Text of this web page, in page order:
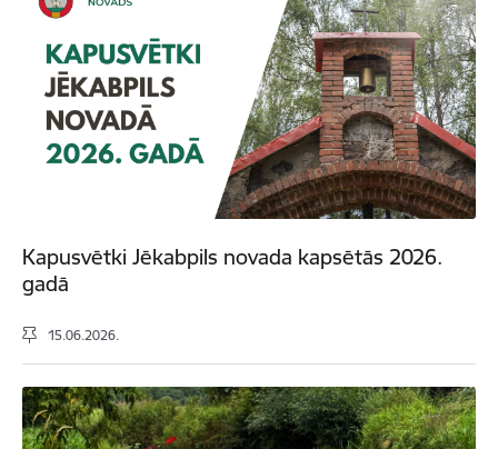
Kapusvētki Jēkabpils novada kapsētās 2026.
gadā
15.06.2026.